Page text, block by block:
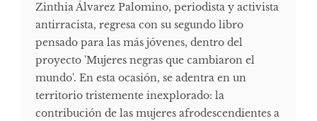
Zinthia Álvarez Palomino, periodista y activista
antirracista, regresa con su segundo libro
pensado para las más jóvenes, dentro del
proyecto 'Mujeres negras que cambiaron el
mundo'. En esta ocasión, se adentra en un
territorio tristemente inexplorado: la
contribución de las mujeres afrodescendientes a